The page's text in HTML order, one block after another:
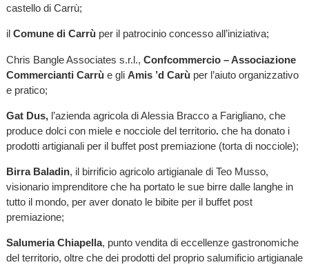
castello di Carrù;
il Comune di Carrù per il patrocinio concesso all’iniziativa;
Chris Bangle Associates s.r.l., Confcommercio – Associazione
Commercianti Carrù e gli Amis ’d Carù per l’aiuto organizzativo
e pratico;
Gat Dus, l’azienda agricola di Alessia Bracco a Farigliano, che
produce dolci con miele e nocciole del territorio. che ha donato i
prodotti artigianali per il buffet post premiazione (torta di nocciole);
Birra Baladin, il birrificio agricolo artigianale di Teo Musso,
visionario imprenditore che ha portato le sue birre dalle langhe in
tutto il mondo, per aver donato le bibite per il buffet post
premiazione;
Salumeria Chiapella, punto vendita di eccellenze gastronomiche
del territorio, oltre che dei prodotti del proprio salumificio artigianale